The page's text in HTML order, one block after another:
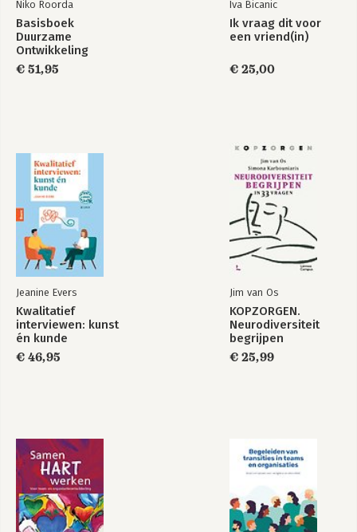
Hoe word ik een
on(der)wijs goede
on(der)wijs goede
Bekijk alle boeken
Persoonlijk verhaal van Carla 222
Conclusie: En ze leefden nog lang en gelukkig … of toch niet?
224
Niko Roorda
Basisboek
Duurzame
Ontwikkeling
€ 51,95
Iva Bicanic
Ik vraag dit voor
een vriend(in)
€ 25,00
Jeanine Evers
Kwalitatief
interviewen: kunst
én kunde
€ 46,95
Jim van Os
KOPZORGEN.
Neurodiversiteit
begrijpen
€ 25,99